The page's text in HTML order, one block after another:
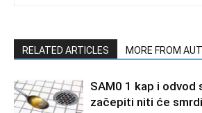
RELATED ARTICLES MORE FROM
SAM0 1 kap i odvod
začepiti niti će